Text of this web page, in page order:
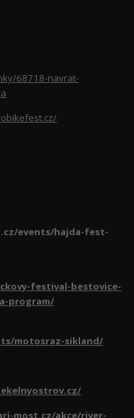
68718-navrat-
events/hajda-fest-
festival-bestovice-
program/
motosraz-sikland/
most.cz/akce/river-